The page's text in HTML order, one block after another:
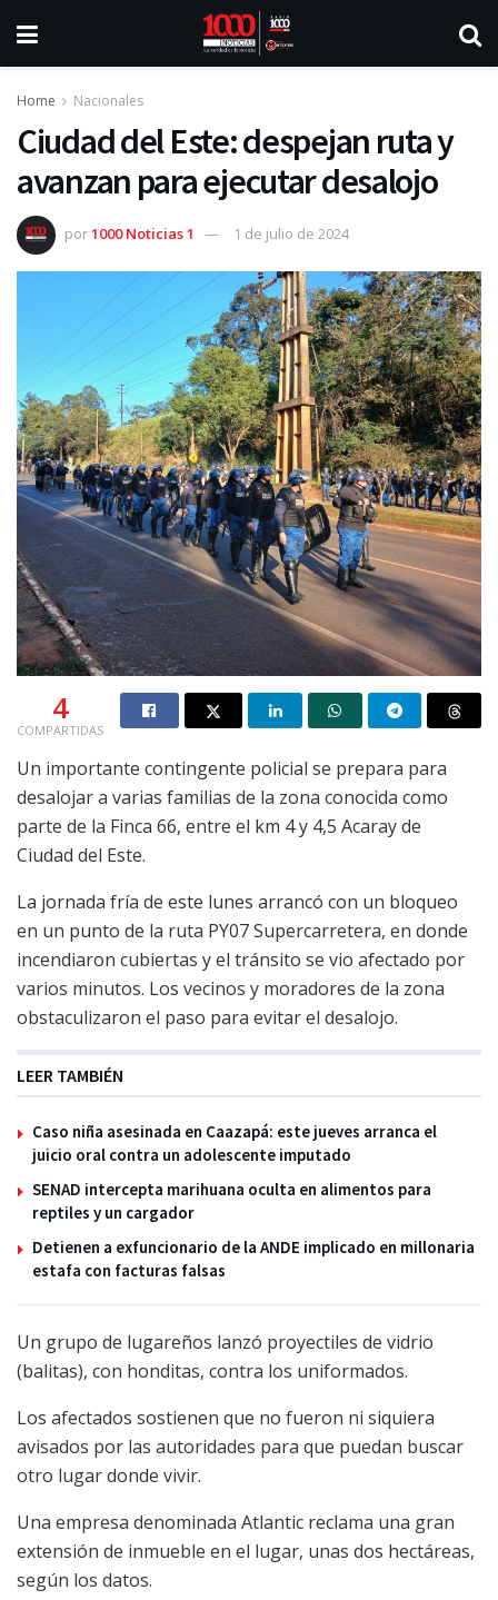
Home Nacionales
Ciudad del Este: despejan ruta y
avanzan para ejecutar desalojo
por1000 Noticias 1 1 de julio de 2024
4
COMPARTIDAS
Un importante contingente policial se prepara para
desalojar a varias familias de la zona conocida como
parte de la Finca 66, entre el km 4 y 4,5 Acaray de
Ciudad del Este.
La jornada fría de este lunes arrancó con un bloqueo
en un punto de la ruta PY07 Supercarretera, en donde
incendiaron cubiertas y el tránsito se vio afectado por
varios minutos. Los vecinos y moradores de la zona
obstaculizaron el paso para evitar el desalojo.
LEER TAMBIÉN
Caso niña asesinada en Caazapá: este jueves arranca el
juicio oral contra un adolescente imputado
SENAD intercepta marihuana oculta en alimentos para
reptiles y un cargador
Detienen a exfuncionario de la ANDE implicado en millonaria
estafa con facturas falsas
Un grupo de lugareños lanzó proyectiles de vidrio
(balitas), con honditas, contra los uniformados.
Los afectados sostienen que no fueron ni siquiera
avisados por las autoridades para que puedan buscar
otro lugar donde vivir.
Una empresa denominada Atlantic reclama una gran
extensión de inmueble en el lugar, unas dos hectáreas,
según los datos.